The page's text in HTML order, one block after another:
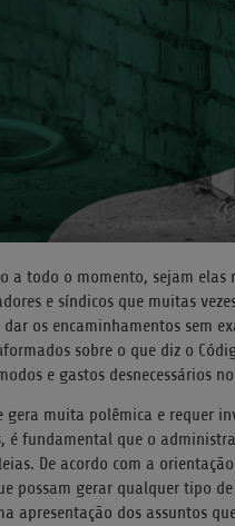
a todo o momento, sejam elas
e síndicos que muitas
os encaminhamentos sem
sobre o que diz o
e gastos desnecessários
gera muita polêmica e requer
é fundamental que o
De acordo com a
possam gerar qualquer tipo
apresentação dos assuntos